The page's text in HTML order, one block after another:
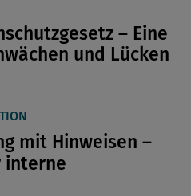
– Eine
und Lücken
mit Hinweisen –
interne